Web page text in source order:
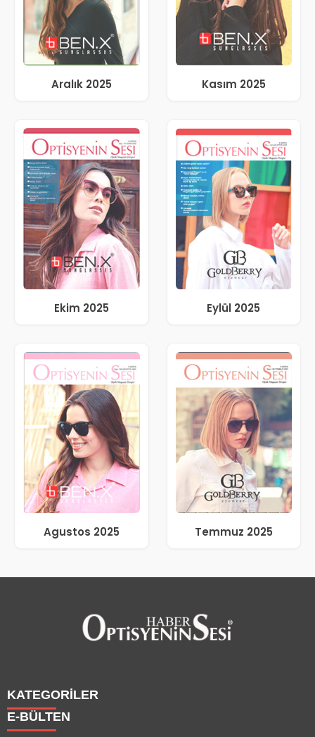
Aralık 2025 Kasım 2025
Ekim 2025 Eylül 2025
Agustos 2025 Temmuz 2025
KATEGORİLER
Haberler
E-BÜLTEN